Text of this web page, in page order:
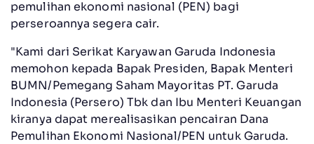
pemulihan ekonomi nasional (PEN) bagi
perseroannya segera cair.
"Kami dari Serikat Karyawan Garuda Indonesia
memohon kepada Bapak Presiden, Bapak Menteri
BUMN/Pemegang Saham Mayoritas PT. Garuda
Indonesia (Persero) Tbk dan Ibu Menteri Keuangan
kiranya dapat merealisasikan pencairan Dana
Pemulihan Ekonomi Nasional/PEN untuk Garuda.